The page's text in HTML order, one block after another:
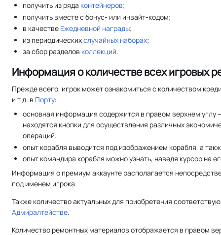
получить из ряда контейнеров;
получить вместе с бонус- или инвайт-кодом;
в качестве Ежедневной награды;
из периодическихслучайных наборах;
за сбор разделов коллекций.
Информация о количестве всех игровых
Прежде всего, игрок может ознакомиться с количеством
и т.д. в Порту:
основная информация содержится в правом верхнем углу
находятся кнопки для осуществления различных
операций;
опыт корабля выводится под изображением корабля, а
опыт командира корабля можно узнать, наведя курсор на
Информация о премиум аккаунте располагается
под именем игрока.
Также количество актуальных для приобретения
Адмиралтействе.
Количество ремонтных материалов отображается в правом